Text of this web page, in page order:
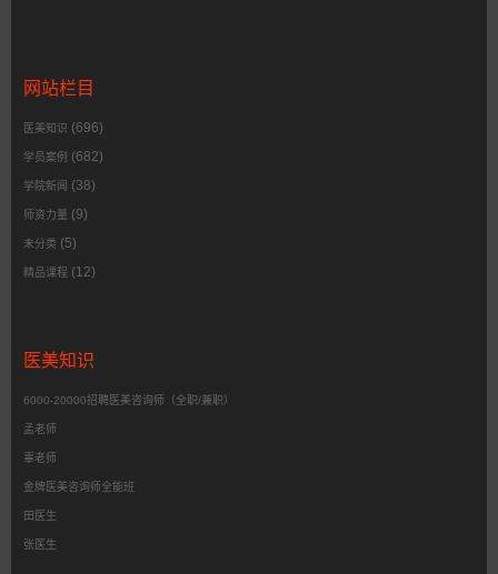
网站栏目
医美知识 (696)
学员案例 (682)
学院新闻 (38)
师资力量 (9)
未分类 (5)
精品课程 (12)
医美知识
6000-20000招聘医美咨询师（全职/兼职）
孟老师
辜老师
金牌医美咨询师全能班
田医生
张医生